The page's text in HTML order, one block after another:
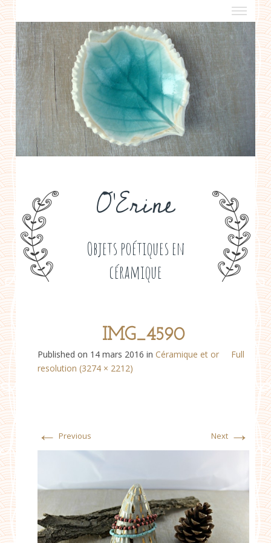
O'Erine
Objets poétiques en
céramique
a propos
boutiques de créateurs
contact
politique de confidentialité
IMG_4590
Published on 14 mars 2016 in Céramique et or
Full
resolution (3274 × 2212)
← Previous Next →